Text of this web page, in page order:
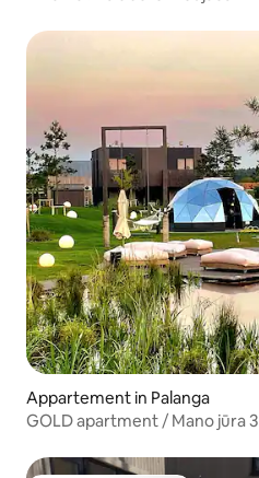
Appartement in Palanga
GOLD apartment / Mano jūra 3